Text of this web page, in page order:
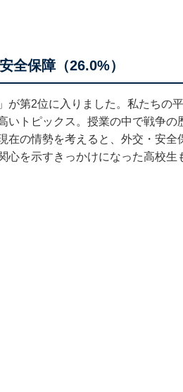
全保障（26.0%）
が第2位に入りました。私たちの
いトピックス。授業の中で戦争
在の情勢を考えると、外交・安
心を示すきっかけになった高校生